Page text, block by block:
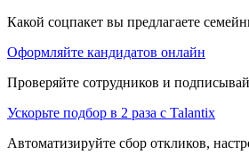
Какой соцпакет вы предлагаете
Оформляйте кандидатов онлайн
Проверяйте сотрудников и
Ускорьте подбор в 2 раза с Talantix
Автоматизируйте сбор откликов,